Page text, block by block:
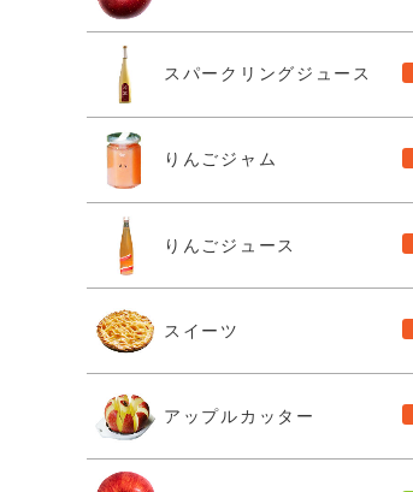
スパークリングジュース
りんごジャム
りんごジュース
スイーツ
アップルカッター